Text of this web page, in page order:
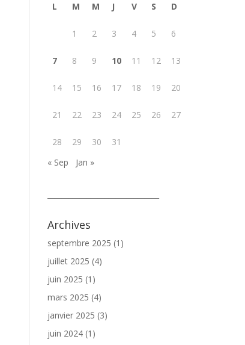
L M M J V S D
1 2 3 4 5 6
7 8 9 10 11 12 13
14 15 16 17 18 19 20
21 22 23 24 25 26 27
28 29 30
31
« Sep
Jan »
Archives
septembre 2025 (1)
juillet 2025 (4)
juin 2025 (1)
mars 2025 (4)
janvier 2025 (3)
juin 2024 (1)